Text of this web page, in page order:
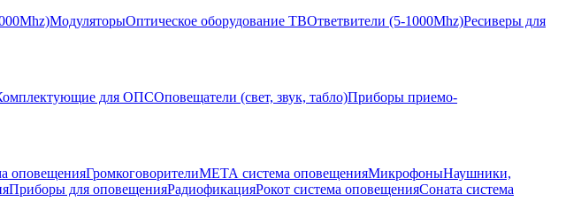
МодуляторыОптическое оборудование ТВОтветвители (5-1000Mhz)Ресиверы для
для ОПСОповещатели (свет, звук, табло)Приборы приемо-
оповещенияГромкоговорителиМЕТА система оповещенияМикрофоныНаушники,
Приборы для оповещенияРадиофикацияРокот система оповещенияСоната система